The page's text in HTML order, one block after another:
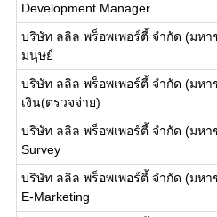
Development Manager
บริษัท ลลิล พร็อพเพอร์ตี้ จำกัด (มหา
มนุษย์
บริษัท ลลิล พร็อพเพอร์ตี้ จำกัด (มหา
เงิน(ตรวจจ่าย)
บริษัท ลลิล พร็อพเพอร์ตี้ จำกัด (มหา
Survey
บริษัท ลลิล พร็อพเพอร์ตี้ จำกัด (มหา
E-Marketing